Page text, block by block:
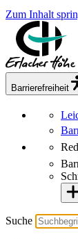
Zum Inhalt
Barrierefrei heit
Suche